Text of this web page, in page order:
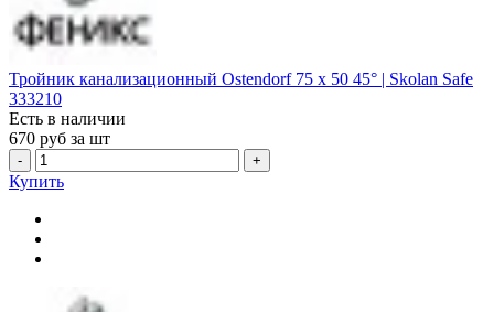
Тройник канализационный Ostendorf 75 х 50 45° | Skolan Safe
333210
Есть в наличии
670 руб за шт
- +
Купить